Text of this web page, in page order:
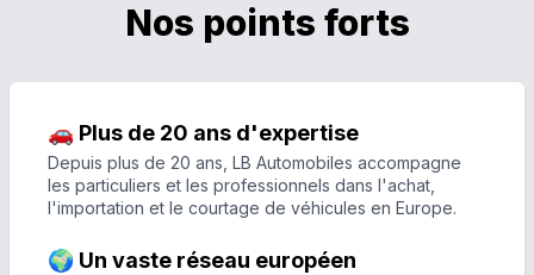
Nos points forts
🚗 Plus de 20 ans d'expertise
Depuis plus de 20 ans, LB Automobiles accompagne
les particuliers et les professionnels dans l'achat,
l'importation et le courtage de véhicules en Europe.
🌍 Un vaste réseau européen